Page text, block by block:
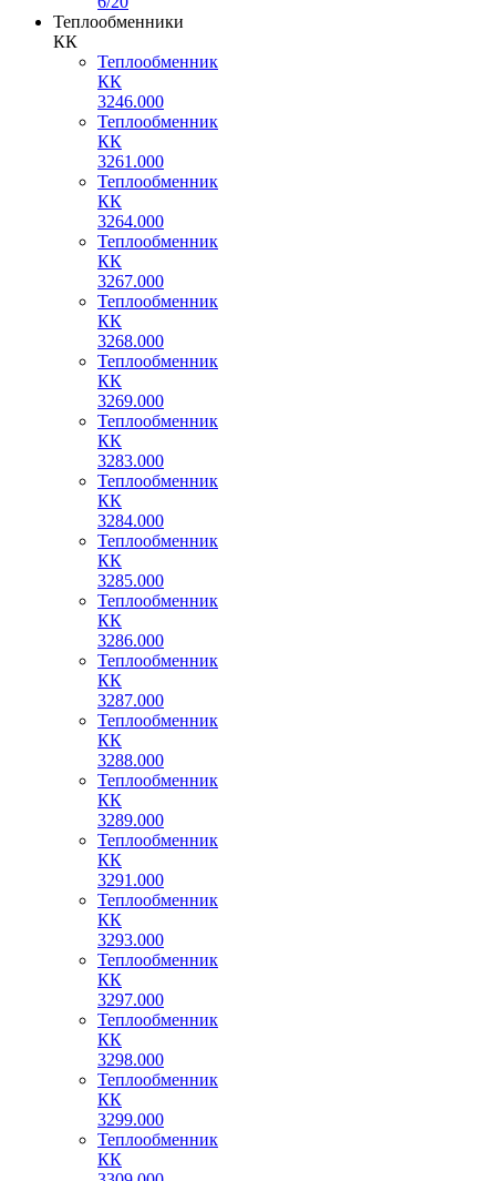
Теплообменники
КК
Теплообменник
КК
3246.000
Теплообменник
КК
3261.000
Теплообменник
КК
3264.000
Теплообменник
КК
3267.000
Теплообменник
КК
3268.000
Теплообменник
КК
3269.000
Теплообменник
КК
3283.000
Теплообменник
КК
3284.000
Теплообменник
КК
3285.000
Теплообменник
КК
3286.000
Теплообменник
КК
3287.000
Теплообменник
КК
3288.000
Теплообменник
КК
3289.000
Теплообменник
КК
3291.000
Теплообменник
КК
3293.000
Теплообменник
КК
3297.000
Теплообменник
КК
3298.000
Теплообменник
КК
3299.000
Теплообменник
КК